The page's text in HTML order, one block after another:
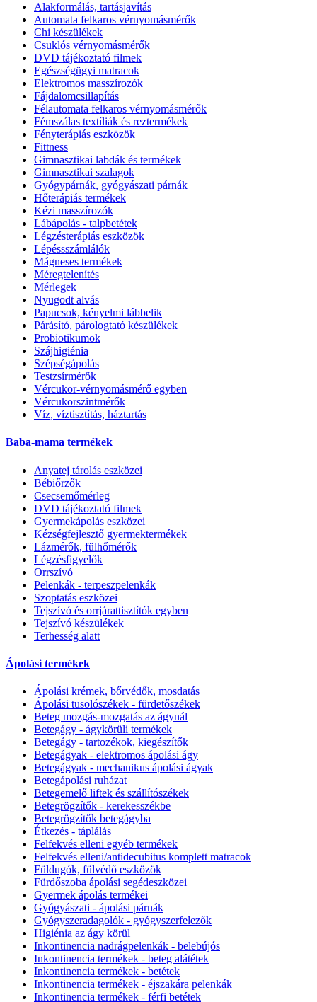
Alakformálás, tartásjavítás
Automata felkaros vérnyomásmérők
Chi készülékek
Csuklós vérnyomásmérők
DVD tájékoztató filmek
Egészségügyi matracok
Elektromos masszírozók
Fájdalomcsillapítás
Félautomata felkaros vérnyomásmérők
Fémszálas textíliák és reztermékek
Fényterápiás eszközök
Fittness
Gimnasztikai labdák és termékek
Gimnasztikai szalagok
Gyógypárnák, gyógyászati párnák
Hőterápiás termékek
Kézi masszírozók
Lábápolás - talpbetétek
Légzésterápiás eszközök
Lépéssszámlálók
Mágneses termékek
Méregtelenítés
Mérlegek
Nyugodt alvás
Papucsok, kényelmi lábbelik
Párásító, párologtató készülékek
Probiotikumok
Szájhigiénia
Szépségápolás
Testzsírmérők
Vércukor-vérnyomásmérő egyben
Vércukorszintmérők
Víz, víztisztítás, háztartás
Baba-mama termékek
Anyatej tárolás eszközei
Bébiőrzők
Csecsemőmérleg
DVD tájékoztató filmek
Gyermekápolás eszközei
Kézségfejlesztő gyermektermékek
Lázmérők, fülhőmérők
Légzésfigyelők
Orrszívó
Pelenkák - terpeszpelenkák
Szoptatás eszközei
Tejszívó és orrjárattisztítók egyben
Tejszívó készülékek
Terhesség alatt
Ápolási termékek
Ápolási krémek, bőrvédők, mosdatás
Ápolási tusolószékek - fürdetőszékek
Beteg mozgás-mozgatás az ágynál
Betegágy - ágykörüli termékek
Betegágy - tartozékok, kiegészítők
Betegágyak - elektromos ápolási ágy
Betegágyak - mechanikus ápolási ágyak
Betegápolási ruházat
Betegemelő liftek és szállítószékek
Betegrögzítők - kerekesszékbe
Betegrögzítők betegágyba
Étkezés - táplálás
Felfekvés elleni egyéb termékek
Felfekvés elleni/antidecubitus komplett matracok
Füldugók, fülvédő eszközök
Fürdőszoba ápolási segédeszközei
Gyermek ápolás termékei
Gyógyászati - ápolási párnák
Gyógyszeradagolók - gyógyszerfelezők
Higiénia az ágy körül
Inkontinencia nadrágpelenkák - belebújós
Inkontinencia termékek - beteg alátétek
Inkontinencia termékek - betétek
Inkontinencia termékek - éjszakára pelenkák
Inkontinencia termékek - férfi betétek